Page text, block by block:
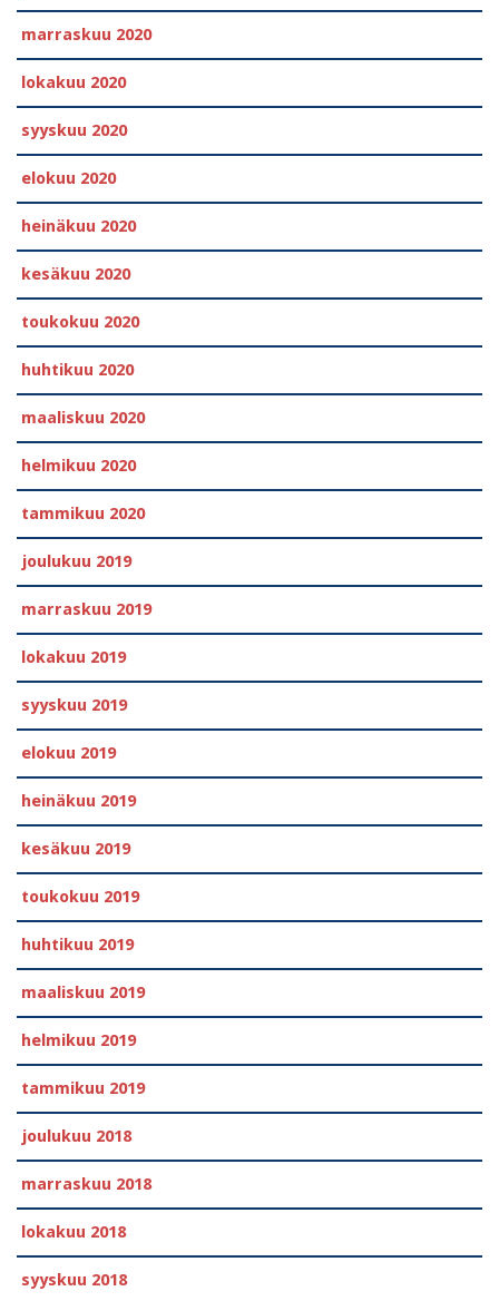
marraskuu 2020
lokakuu 2020
syyskuu 2020
elokuu 2020
heinäkuu 2020
kesäkuu 2020
toukokuu 2020
huhtikuu 2020
maaliskuu 2020
helmikuu 2020
tammikuu 2020
joulukuu 2019
marraskuu 2019
lokakuu 2019
syyskuu 2019
elokuu 2019
heinäkuu 2019
kesäkuu 2019
toukokuu 2019
huhtikuu 2019
maaliskuu 2019
helmikuu 2019
tammikuu 2019
joulukuu 2018
marraskuu 2018
lokakuu 2018
syyskuu 2018